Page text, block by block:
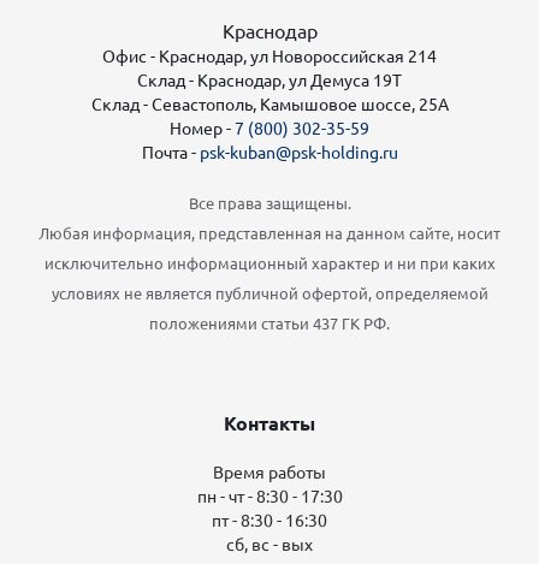
Краснодар
Офис - Краснодар, ул Новороссийская 214
Склад - Краснодар, ул Демуса 19Т
Склад - Севастополь, Камышовое шоссе, 25А
Номер -7 (800) 302-35-59
Почта - psk-kuban@psk-holding.ru
Все права защищены.
Любая информация, представленная на данном сайте, носит
исключительно информационный характер и ни при каких
условиях не является публичной офертой, определяемой
положениями статьи 437 ГК РФ.
Контакты
Время работы
пн - чт - 8:30 - 17:30
пт - 8:30 - 16:30
сб, вс - вых